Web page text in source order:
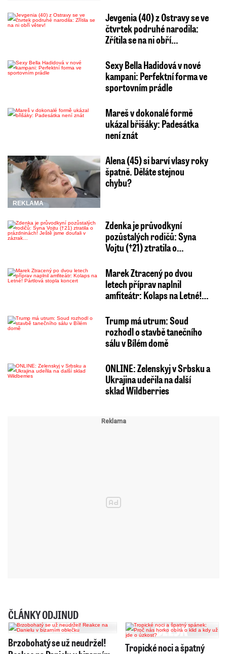
Jevgenia (40) z Ostravy se ve
čtvrtek podruhé narodila:
Zřítila se na ni obří…
Sexy Bella Hadidová v nové
kampani: Perfektní forma ve
sportovním prádle
Mareš v dokonalé formě
ukázal břišáky: Padesátka
není znát
REKLAMA
Alena (45) si barví vlasy roky
špatně. Děláte stejnou
chybu?
Zdenka je průvodkyní
pozůstalých rodičů: Syna
Vojtu (†21) ztratila o…
Marek Ztracený po dvou
letech příprav naplnil
amfiteátr: Kolaps na Letné!…
Trump má utrum: Soud
rozhodl o stavbě tanečního
sálu v Bílém domě
ONLINE: Zelenskyj v Srbsku a
Ukrajina udeřila na další
sklad Wildberries
ČLÁNKY ODJINUD
Brzobohatý se už neudržel!
Tropické noci a špatný